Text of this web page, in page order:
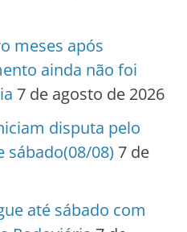
meses após
ainda não foi
7 de agosto de 2026
disputa pelo
sábado(08/08) 7 de
até sábado com